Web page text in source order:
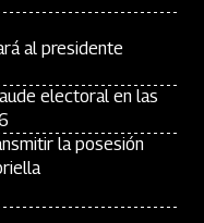
al presidente
electoral en las
la posesión